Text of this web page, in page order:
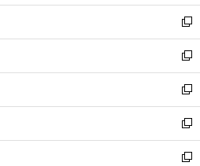
開
く
ウ
で
開
く
ン
ド
ウ
で
開
く
ウ
ィ
ン
ド
ウ
で
開
く
新
し
い
ウ
ィ
ン
ド
ウ
で
新
し
い
ウ
ィ
ン
ド
新
し
い
ウ
ィ
新
し
い
新